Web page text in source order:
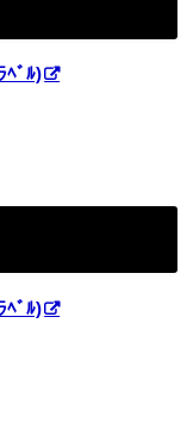
ﾍﾞﾙ)
ﾍﾞﾙ)